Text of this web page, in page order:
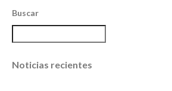
Buscar
Noticias recientes